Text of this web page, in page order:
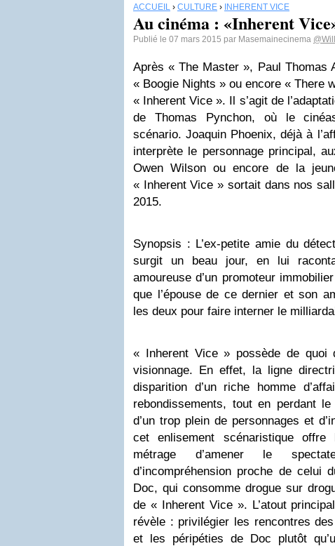
ACCUEIL › CULTURE › INHERENT VICE
Au cinéma : «Inherent
Publié le 07 mars 2015 par Masemainecinema
Après « The Master », Paul Thomas
« Boogie Nights » ou encore « There
« Inherent Vice ». Il s’agit de
de Thomas Pynchon, où le
scénario. Joaquin Phoenix, déjà à
interprète le personnage principal,
Owen Wilson ou encore de la
« Inherent Vice » sortait dans nos
2015.
Synopsis : L’ex-petite amie du
surgit un beau jour, en lui
amoureuse d’un promoteur
que l’épouse de ce dernier et son
les deux pour faire interner le
« Inherent Vice » possède de quoi
visionnage. En effet, la ligne
disparition d’un riche homme
rebondissements, tout en perdant
d’un trop plein de personnages et
cet enlisement scénaristique
métrage d’amener le
d’incompréhension proche de celui
Doc, qui consomme drogue sur
de « Inherent Vice ». L’atout
révèle : privilégier les rencontres
et les péripéties de Doc plutôt